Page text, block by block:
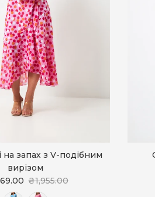
на запах з V-подібним
вирізом
₴1,955.00